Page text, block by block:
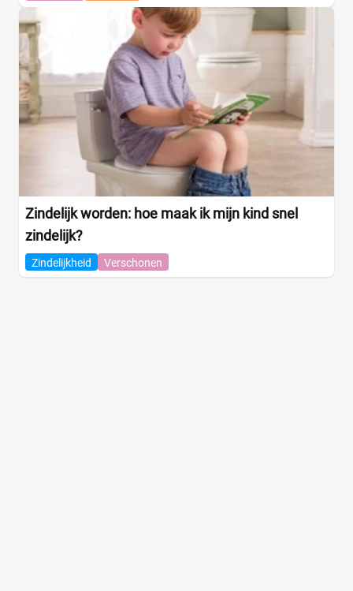
Zindelijk worden: hoe maak ik mijn kind snel
zindelijk?
Zindelijkheid Verschonen